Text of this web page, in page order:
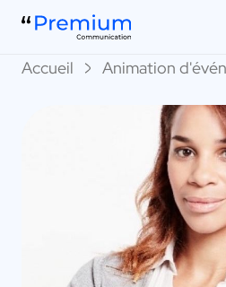
Accueil Animation